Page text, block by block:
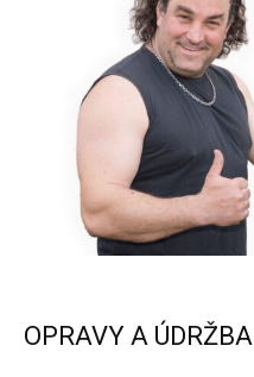
OPRAVY A ÚDRŽBA